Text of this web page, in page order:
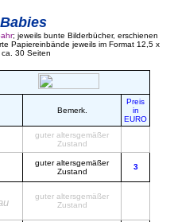
; jeweils bunte Bilderbücher, erschienen
Papiereinbände jeweils im Format 12,5 x
ca. 30 Seiten
Bemerk.
Preis
in
EURO
guter altersgemäßer
Zustand
guter altersgemäßer
Zustand
3
guter altersgemäßer
Zustand